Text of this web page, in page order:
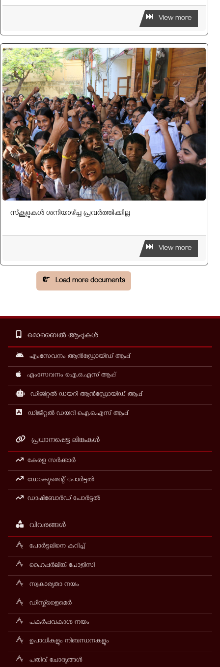
View more
സ്‌കൂളുകൾ ശനിയാഴ്ച്ച പ്രവർത്തിക്കില്ല
View more
Load more documents
മൊബൈൽ ആപ്പുകൾ
എംസേവനം ആൻഡ്രോയിഡ് ആപ്പ്
എംസേവനം ഐ.ഒ.എസ് ആപ്പ്
ഡിജിറ്റൽ ഡയറി ആൻഡ്രോയിഡ് ആപ്പ്
ഡിജിറ്റൽ ഡയറി ഐ.ഒ.എസ് ആപ്പ്
പ്രധാനപ്പെട്ട ലിങ്കുകൾ
കേരള സർക്കാർ
ഡോക്യുമെന്റ് പോർട്ടൽ
ഡാഷ്ബോർഡ് പോർട്ടൽ
വിവരങ്ങൾ
പോർട്ടലിനെ കുറിച്ച്
ഹൈപ്പർലിങ്ക് പോളിസി
സ്വകാര്യതാ നയം
ഡിസ്ക്ളൈമെർ
പകർപ്പവകാശ നയം
ഉപാധികളും നിബന്ധനകളും
പതിവ് ചോദ്യങ്ങൾ